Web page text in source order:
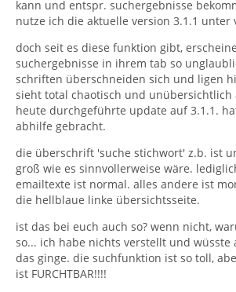
kann und entspr. suchergebnisse
nutze ich die aktuelle version 3.1.1 unter
doch seit es diese funktion gibt,
suchergebnisse in ihrem tab so
schriften überschneiden sich und ligen
sieht total chaotisch und unübersichtlich
heute durchgeführte update auf 3.1.1.
abhilfe gebracht.
die überschrift 'suche stichwort' z.b. ist
groß wie es sinnvollerweise wäre.
emailtexte ist normal. alles andere ist
die hellblaue linke übersichtsseite.
ist das bei euch auch so? wenn nicht,
so... ich habe nichts verstellt und wüsste
das ginge. die suchfunktion ist so toll,
ist FURCHTBAR!!!!